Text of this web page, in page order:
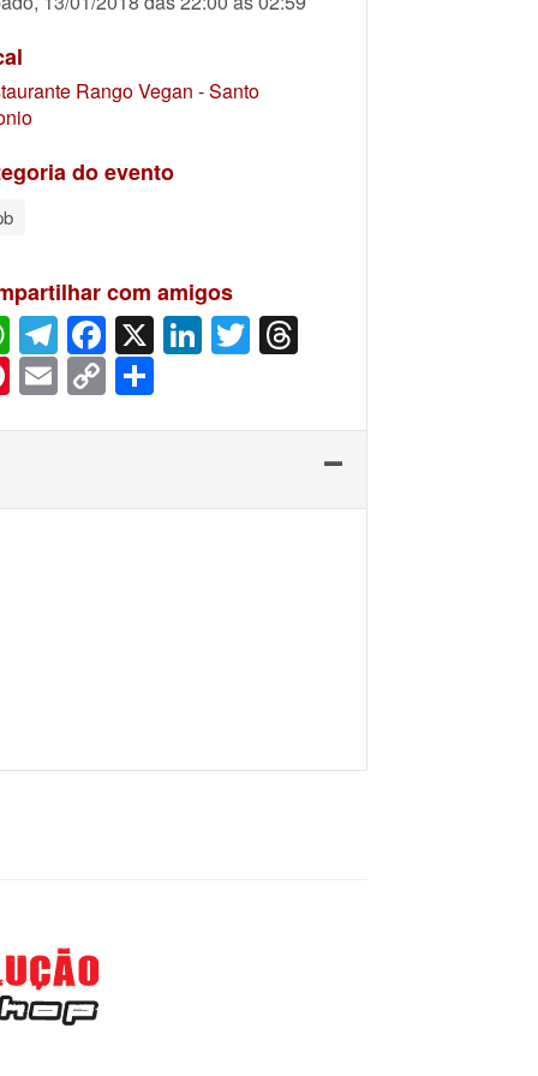
Rango Vegan - Santo
do evento
com amigos
WhatsApp
Telegram
Facebook
X LinkedIn
Twitter
Pinterest
Email
Copy
Link